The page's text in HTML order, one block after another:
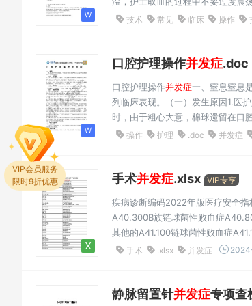
20〜30滴，如无输血反应，可按
技术 常见 临床 操作
口腔护理操作并发症.doc
口腔护理操作并发症一、窒息窒息
列临床表现。（一）发生原因1.医
时，由于粗心大意，棉球遗留在口
者造成窒息。3.为兴奋、躁动、行
操作 护理 .doc 并发症
手术并发症.xlsx VIP专享
疾病诊断编码2022年版医疗安全指
A40.300B族链球菌性败血症
其他的A41.100链球菌性败血症
A41.200表皮葡萄球菌败血症
手术 .xlsx 并发症
静脉留置针并发症专项查
VIP会员服务
限时9折优惠